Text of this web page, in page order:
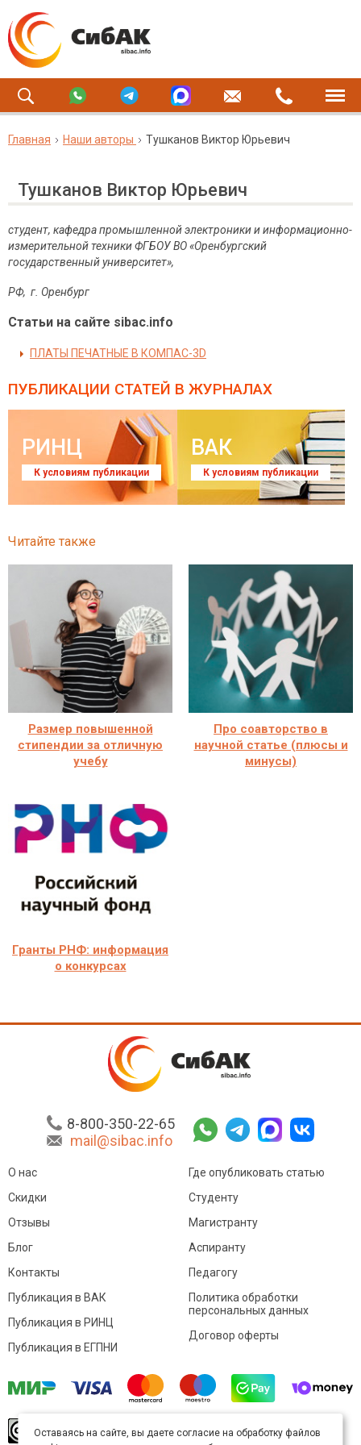
Главная Наши авторы Тушканов Виктор Юрьевич
Тушканов Виктор Юрьевич
студент, кафедра промышленной электроники и информационно-
измерительной техники ФГБОУ ВО «Оренбургский
государственный университет»,
РФ, г. Оренбург
Статьи на сайте sibac.info
ПЛАТЫ ПЕЧАТНЫЕ В КОМПАС-3D
ПУБЛИКАЦИИ СТАТЕЙ В ЖУРНАЛАХ
РИНЦ
К условиям публикации
ВАК
К условиям публикации
Читайте также
Размер повышенной
стипендии за отличную
учебу
Про соавторство в
научной статье (плюсы и
минусы)
Гранты РНФ: информация
о конкурсах
8-800-350-22-65
mail@sibac.info
О нас
Скидки
Отзывы
Блог
Контакты
Где опубликовать статью
Студенту
Магистранту
Аспиранту
Педагогу
Публикация в ВАК
Публикация в РИНЦ
Публикация в ЕГПНИ
Политика обработки
персональных данных
Договор оферты
произведение доступно полицензии Creative
Оставаясь на сайте, вы даете согласие на обработку файлов